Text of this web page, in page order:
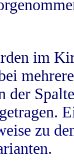
im
der
zu